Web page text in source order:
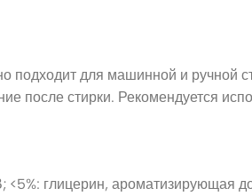
подходит для машинной и ручной
после стирки. Рекомендуется
глицерин, ароматизирующая